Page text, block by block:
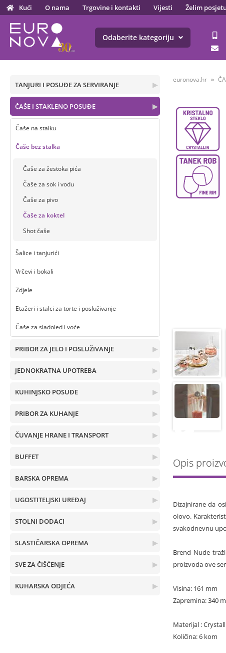
Kući O nama Trgovine i kontakti Vijesti Želim
Odaberite kategoriju
▶
TANJURI I POSUĐE ZA SERVIRANJE
▶
ČAŠE I STAKLENO POSUĐE
Čaše na stalku
Čaše bez stalka
Čaše za žestoka pića
Čaše za sok i vodu
Čaše za pivo
Čaše za koktel
Shot čaše
Šalice i tanjurići
Vrčevi i bokali
Zdjele
Etažeri i stalci za torte i posluživanje
Čaše za sladoled i voće
▶
PRIBOR ZA JELO I POSLUŽIVANJE
▶
JEDNOKRATNA UPOTREBA
▶
KUHINJSKO POSUĐE
▶
PRIBOR ZA KUHANJE
▶
ČUVANJE HRANE I TRANSPORT
▶
BUFFET
▶
BARSKA OPREMA
▶
UGOSTITELJSKI UREĐAJ
▶
STOLNI DODACI
▶
SLASTIČARSKA OPREMA
▶
SVE ZA ČIŠĆENJE
▶
KUHARSKA ODJEĆA
euronova.hr
Opis
Dizajnirane da
olovo.
svakodnevnu
Brend Nude
proizvoda ove
Visina: 161 mm
Zapremina: 340
Materijal :
Količina: 6 kom